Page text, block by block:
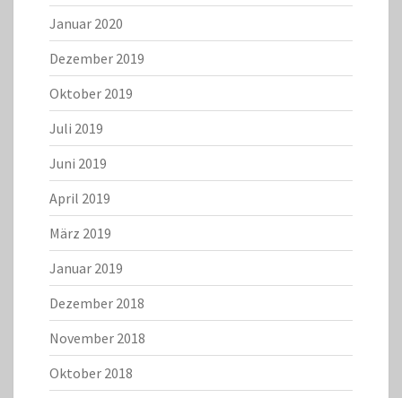
Januar 2020
Dezember 2019
Oktober 2019
Juli 2019
Juni 2019
April 2019
März 2019
Januar 2019
Dezember 2018
November 2018
Oktober 2018